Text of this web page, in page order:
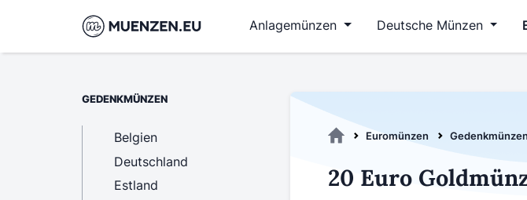
Anlagemünzen Deutsche Münzen
Euromünzen Gedenkmünzen
20 Euro
GEDENKMÜNZEN
Belgien
Deutschland
Estland